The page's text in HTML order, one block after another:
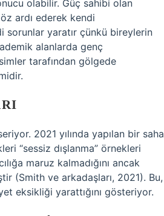
olabilir. Güç sahibi olan
ardı ederek kendi
sorunlar yaratır çünkü bireylerin
alanlarda genç
tarafından gölgede
2021 yılında yapılan bir saha
“sessiz dışlanma” örnekleri
maruz kalmadığını ancak
(Smith ve arkadaşları, 2021). Bu,
eksikliği yarattığını gösteriyor.